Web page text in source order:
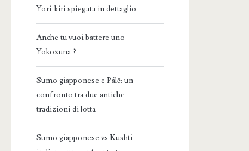
Yori-kiri spiegata in dettaglio
Anche tu vuoi battere uno
Yokozuna ?
Sumo giapponese e Pálē: un
confronto tra due antiche
tradizioni di lotta
Sumo giapponese vs Kushti